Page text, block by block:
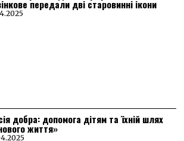
передали дві старовинні ікони
добра: допомога дітям та їхній шлях
життя»